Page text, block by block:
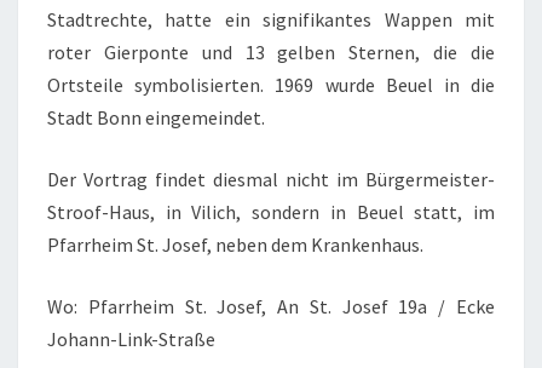
N
D
G
C
H
I
H
Stadtrechte, hatte ein signifikantes Wappen mit
roter Gierponte und 13 gelben Sternen, die die
Ortsteile symbolisierten. 1969 wurde Beuel in die
Stadt Bonn eingemeindet.
Der Vortrag findet diesmal nicht im Bürgermeister-
Stroof-Haus, in Vilich, sondern in Beuel statt, im
Pfarrheim St. Josef, neben dem Krankenhaus.
Wo: Pfarrheim St. Josef, An St. Josef 19a / Ecke
Johann-Link-Straße